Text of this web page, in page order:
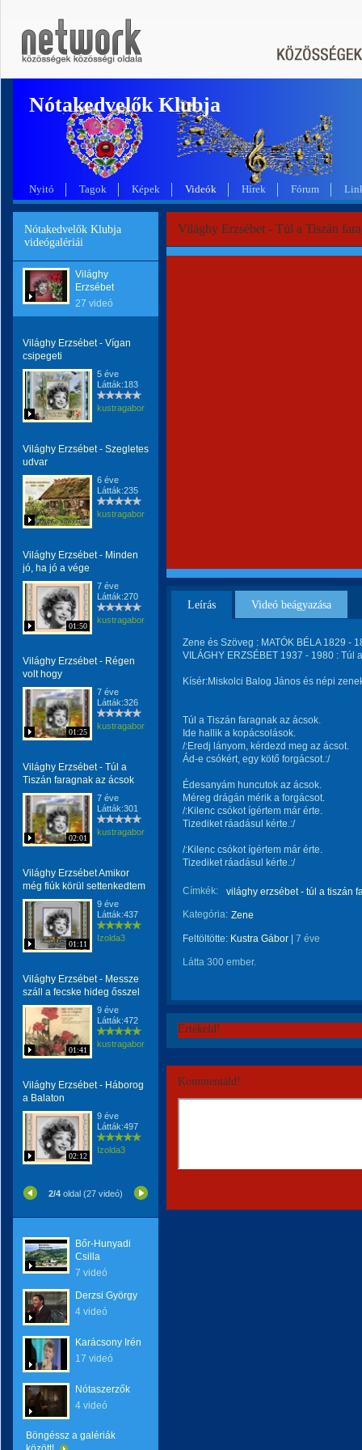
Nótakedvelők Klubja
Nyitó Tagok Képek Videók Hírek Fórum
Nótakedvelők Klubja
videógalériái
Világhy
Erzsébet
27 videó
Világhy Erzsébet - Vígan
csipegeti
5 éve
Látták:183
kustragabor
Világhy Erzsébet - Szegletes
udvar
6 éve
Látták:235
kustragabor
Világhy Erzsébet - Minden
jó, ha jó a vége
01:50
7 éve
Látták:270
kustragabor
Világhy Erzsébet - Régen
volt hogy
01:25
7 éve
Látták:326
kustragabor
Világhy Erzsébet - Túl a
Tiszán faragnak az ácsok
02:01
7 éve
Látták:301
kustragabor
Világhy Erzsébet Amikor
még fiúk körül settenkedtem
01:11
9 éve
Látták:437
Izolda3
Világhy Erzsébet - Messze
száll a fecske hideg ősszel
01:41
9 éve
Látták:472
kustragabor
Világhy Erzsébet - Háborog
a Balaton
02:12
9 éve
Látták:497
Izolda3
2/4 oldal (27 videó)
Bőr-Hunyadi
Csilla
7 videó
Derzsi György
4 videó
Karácsony Irén
17 videó
Nótaszerzők
4 videó
Böngéssz a galériák
Világhy Erzsébet - Túl a Tiszán
Leírás Videó beágyazása
Zene és Szöveg : MATÓK BÉLA 1829 -
VILÁGHY ERZSÉBET 1937 - 1980 : Túl
Kísér:Miskolci Balog János és népi
Túl a Tiszán faragnak az ácsok.
Ide hallik a kopácsolások.
/:Eredj lányom, kérdezd meg az ácsot.
Ád-e csókért, egy kötő forgácsot.:/
Édesanyám huncutok az ácsok.
Méreg drágán mérik a forgácsot.
/:Kilenc csókot ígértem már érte.
Tizediket ráadásul kérte.:/
/:Kilenc csókot ígértem már érte.
Tizediket ráadásul kérte.:/
Címkék:
világhy erzsébet - túl a tiszán
Kategória: Zene
Feltöltötte: Kustra Gábor 7 éve
Látta 300 ember.
Értékeld!
Kommentáld!